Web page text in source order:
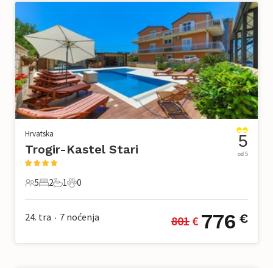
Hrvatska
Trogir-Kastel Stari
5 Gosti
5
2 Spavaće sobe
2
1 Kupaonica
1
0 Kućni ljubimac
0
5
od 5
24. tra • 7 noćenja 801 € 776 €